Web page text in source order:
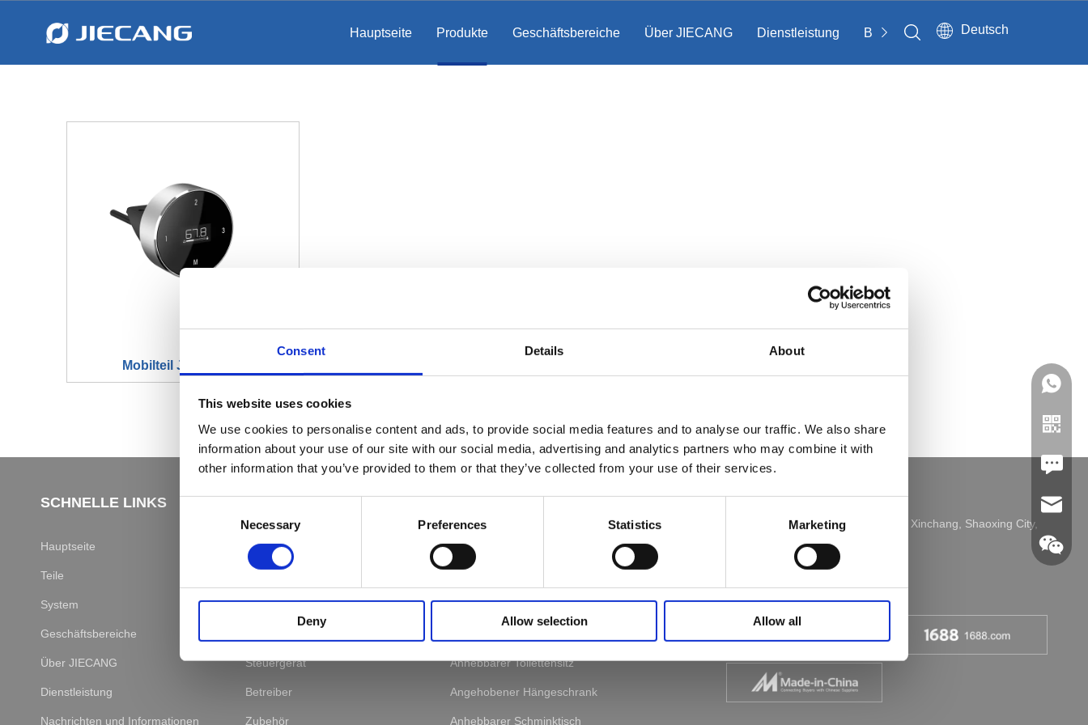
Consent Details About
This website uses cookies
We use cookies to personalise content and ads, to provide social media features and to analyse our traffic. We also share
information about your use of our site with our social media, advertising and analytics partners who may combine it with
other information that you’ve provided to them or that they’ve collected from your use of their services.
Necessary Preferences Statistics Marketing
Deny Allow selection Allow all
Hauptseite Produkte Geschäftsbereiche Über JIECANG Dienstleistung Bloggen KontaktDeutsch
Mobilteil JCHT35M6
SCHNELLE LINKS
Hauptseite
Teile
System
Geschäftsbereiche
Über JIECANG
Dienstleistung
Nachrichten und Informationen
Linearantriebe
Antrieb des Sonnenschirms
Steuergerät
Betreiber
Zubehör
Leave
Verstellbare Tischsystem
Erhöhender Fernsehständer
Anhebbarer Toilettensitz
Angehobener Hängeschrank
Anhebbarer Schminktisch
Adresse: 2 Laisheng Road, Kreis Xinchang, Shaoxing City,
Provinz Zhejiang, China.
Tel: 400-6666-358